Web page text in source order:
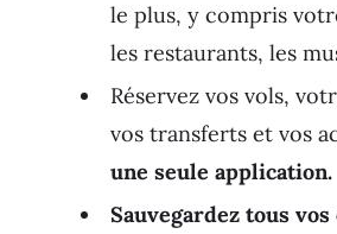
le plus, y compris
les restaurants, les
Réservez vos vols,
vos transferts et vos
une seule application.
Sauvegardez tous